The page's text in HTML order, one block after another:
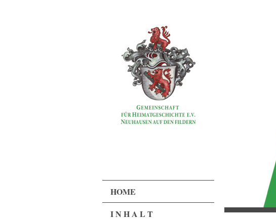
HOME
I N H A L T